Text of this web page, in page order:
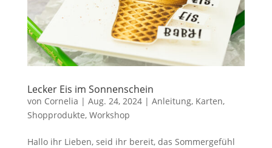
Lecker Eis im Sonnenschein
von Cornelia | Aug. 24, 2024| Anleitung, Karten,
Shopprodukte, Workshop
Hallo ihr Lieben, seid ihr bereit, das Sommergefühl